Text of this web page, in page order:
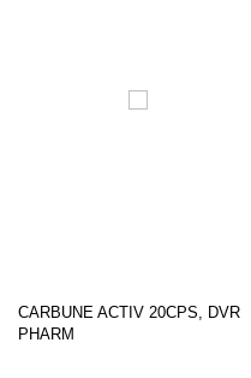
CARBUNE ACTIV 20CPS, DVR
PHARM